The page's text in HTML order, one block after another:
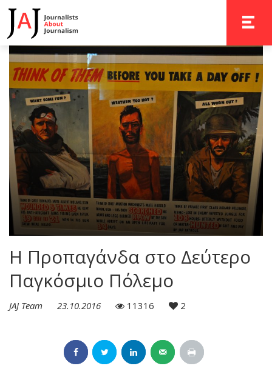
Η Προπαγάνδα στο Δεύτερο
Παγκόσμιο Πόλεμο
JAJ Team 23.10.2016 11316 2